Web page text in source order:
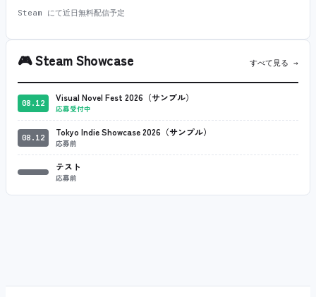
Steam にて近日無料配信予定
🎮Steam Showcase すべて見る →
08.12 Visual Novel Fest 2026（サンプル）
応募受付中
08.12 Tokyo Indie Showcase 2026（サンプル）
応募前
テスト
応募前